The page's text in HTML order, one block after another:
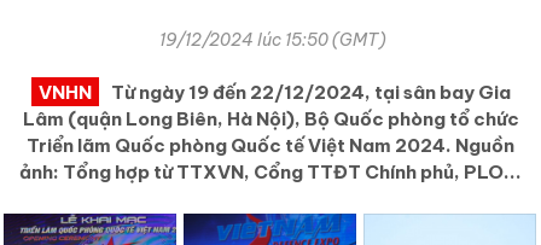
19/12/2024 lúc 15:50 (GMT)
VNHN
Từ ngày 19 đến 22/12/2024, tại sân bay Gia
Lâm (quận Long Biên, Hà Nội), Bộ Quốc phòng tổ chức
Triển lãm Quốc phòng Quốc tế Việt Nam 2024. Nguồn
ảnh: Tổng hợp từ TTXVN, Cổng TTĐT Chính phủ, PLO...